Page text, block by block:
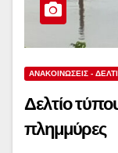
ΑΝΑΚΟΙΝΏΣΕΙΣ -
Δελτίο
πλημμύρες